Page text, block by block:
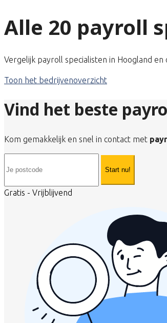
Alle 20 payroll
Vergelijk payroll specialisten in Hoogland
Toon het bedrijvenoverzicht
Vind het beste
Kom gemakkelijk en snel in contact met
Start nu!
Gratis - Vrijblijvend